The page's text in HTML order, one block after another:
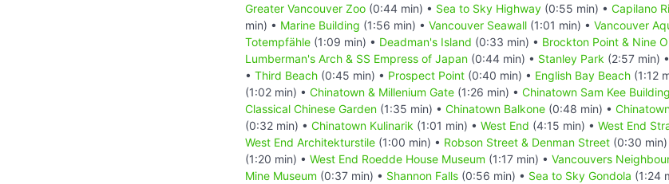
Greater Vancouver Zoo (0:44 min) • Sea to Sky Highway (0:55 min) • Capilano
min) • Marine Building (1:56 min) • Vancouver Seawall (1:01 min) • Vancouver
Totempfähle (1:09 min) • Deadman's Island (0:33 min) • Brockton Point & Nine
Lumberman's Arch & SS Empress of Japan (0:44 min) • Stanley Park (2:57 min) •
• Third Beach (0:45 min) • Prospect Point (0:40 min) • English Bay Beach (1:12
(1:02 min) • Chinatown & Millenium Gate (1:26 min) • Chinatown Sam Kee Building
Classical Chinese Garden (1:35 min) • Chinatown Balkone (0:48 min) •
(0:32 min) • Chinatown Kulinarik (1:01 min) • West End (4:15 min) • West End
West End Architekturstile (1:00 min) • Robson Street & Denman Street (0:30 min)
(1:20 min) • West End Roedde House Museum (1:17 min) • Vancouvers
Mine Museum (0:37 min) • Shannon Falls (0:56 min) • Sea to Sky Gondola (1:24